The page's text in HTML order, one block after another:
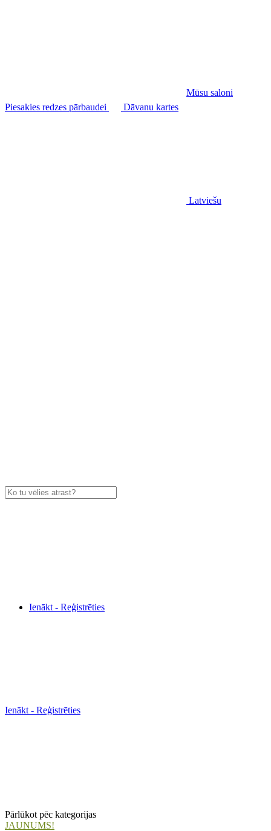
Mūsu saloni
Piesakies redzes pārbaudei
Dāvanu kartes
Latviešu
Ienākt - Reģistrēties
Ienākt - Reģistrēties
Pārlūkot pēc kategorijas
JAUNUMS!